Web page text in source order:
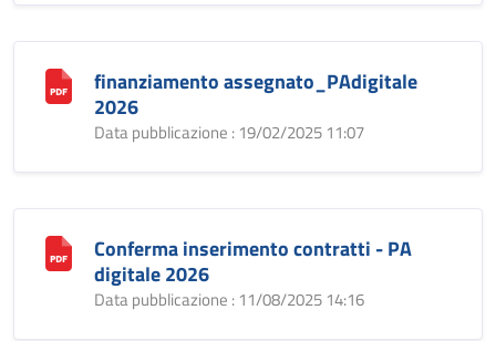
finanziamento assegnato_PAdigitale
2026
Data pubblicazione : 19/02/2025 11:07
Conferma inserimento contratti - PA
digitale 2026
Data pubblicazione : 11/08/2025 14:16